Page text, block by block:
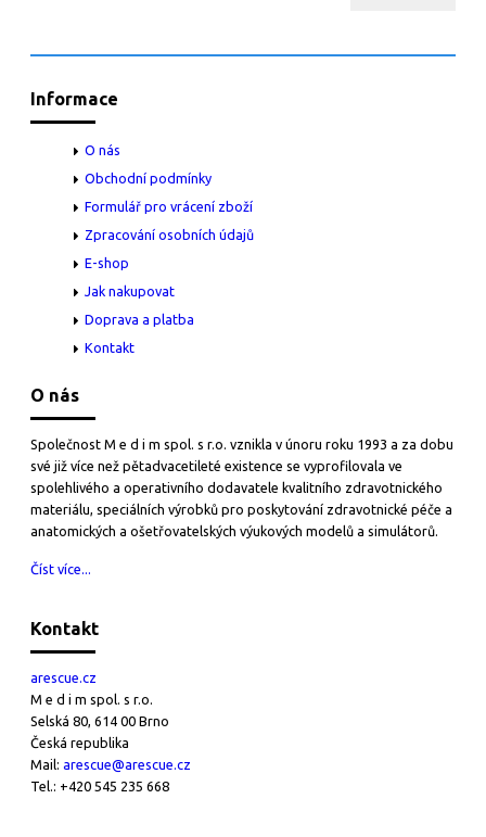
Informace
O nás
Obchodní podmínky
Formulář pro vrácení zboží
Zpracování osobních údajů
E-shop
Jak nakupovat
Doprava a platba
Kontakt
O nás
Společnost M e d i m spol. s r.o. vznikla v únoru roku 1993 a za dobu
své již více než pětadvacetileté existence se vyprofilovala ve
spolehlivého a operativního dodavatele kvalitního zdravotnického
materiálu, speciálních výrobků pro poskytování zdravotnické péče a
anatomických a ošetřovatelských výukových modelů a simulátorů.
Číst více...
Kontakt
arescue.cz
M e d i m spol. s r.o.
Selská 80, 614 00 Brno
Česká republika
Mail: arescue@arescue.cz
Tel.: +420 545 235 668